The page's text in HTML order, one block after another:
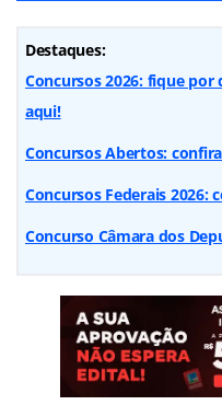
Destaques:
Concursos 2026: fique
aqui!
Concursos Abertos:
Concursos Federais
Concurso Câmara dos